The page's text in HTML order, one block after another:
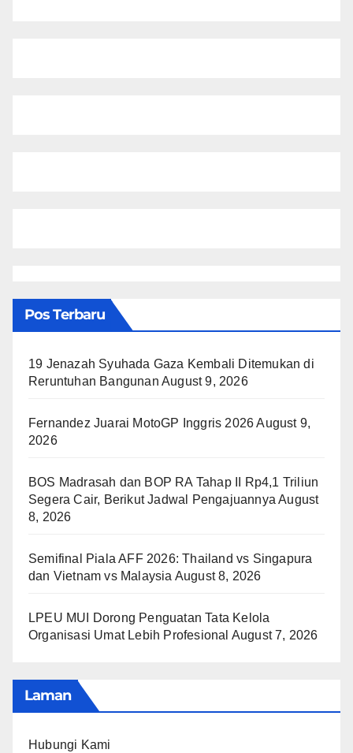
Pos Terbaru
19 Jenazah Syuhada Gaza Kembali Ditemukan di
Reruntuhan Bangunan August 9, 2026
Fernandez Juarai MotoGP Inggris 2026 August 9,
2026
BOS Madrasah dan BOP RA Tahap II Rp4,1 Triliun
Segera Cair, Berikut Jadwal Pengajuannya August
8, 2026
Semifinal Piala AFF 2026: Thailand vs Singapura
dan Vietnam vs Malaysia August 8, 2026
LPEU MUI Dorong Penguatan Tata Kelola
Organisasi Umat Lebih Profesional August 7, 2026
Laman
Hubungi Kami